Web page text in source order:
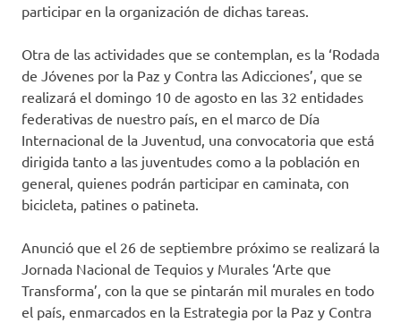
participar en la organización de dichas tareas.
Otra de las actividades que se contemplan, es la ‘Rodada
de Jóvenes por la Paz y Contra las Adicciones’, que se
realizará el domingo 10 de agosto en las 32 entidades
federativas de nuestro país, en el marco de Día
Internacional de la Juventud, una convocatoria que está
dirigida tanto a las juventudes como a la población en
general, quienes podrán participar en caminata, con
bicicleta, patines o patineta.
Anunció que el 26 de septiembre próximo se realizará la
Jornada Nacional de Tequios y Murales ‘Arte que
Transforma’, con la que se pintarán mil murales en todo
el país, enmarcados en la Estrategia por la Paz y Contra